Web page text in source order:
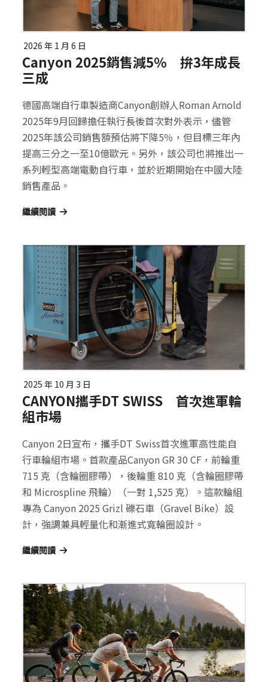
2026 年 1 月 6 日
Canyon 2025銷售減5％ 拚3年成長
三成
德國高端自行車製造商Canyon創辦人Roman Arnold
2025年9月回歸擔任執行長後首次對外表示，儘管
2025年該公司銷售額預估將下降5％，但目標三年內
提高三分之一至10億歐元。另外，該公司也將推出一
系列輕型高端電動自行車，並於近期開始在中國大陸
銷售產品。
繼續閱讀
2025 年 10 月 3 日
CANYON攜手DT SWISS 首次進軍輪
組市場
Canyon 2日宣布，攜手DT Swiss首次進軍高性能自
行車輪組市場。首款產品Canyon GR 30 CF，前輪重
715 克（含輪圈膠帶），後輪重 810 克（含輪圈膠帶
和 Microspline 飛輪）（一對 1,525 克）。這款輪組
專為 Canyon 2025 Grizl 礫石車（Gravel Bike）設
計，強調兼具輕量化和漸進式寬輪圈設計。
繼續閱讀